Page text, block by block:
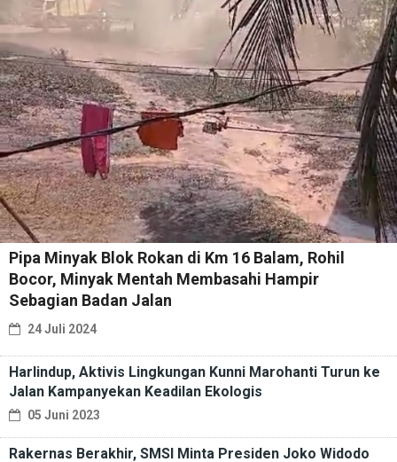
Pipa Minyak Blok Rokan di Km 16 Balam, Rohil
Bocor, Minyak Mentah Membasahi Hampir
Sebagian Badan Jalan
24 Juli 2024
Harlindup, Aktivis Lingkungan Kunni Marohanti Turun ke
Jalan Kampanyekan Keadilan Ekologis
05 Juni 2023
Rakernas Berakhir, SMSI Minta Presiden Joko Widodo